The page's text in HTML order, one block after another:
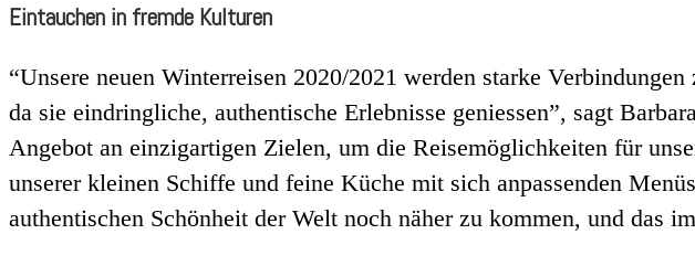
Eintauchen in fremde Kulturen
“Unsere neuen Winterreisen 2020/2021 werden starke
da sie eindringliche, authentische Erlebnisse geniessen”, sagt
Angebot an einzigartigen Zielen, um die Reisemöglichkeiten für
unserer kleinen Schiffe und feine Küche mit sich anpassenden
authentischen Schönheit der Welt noch näher zu kommen, und das